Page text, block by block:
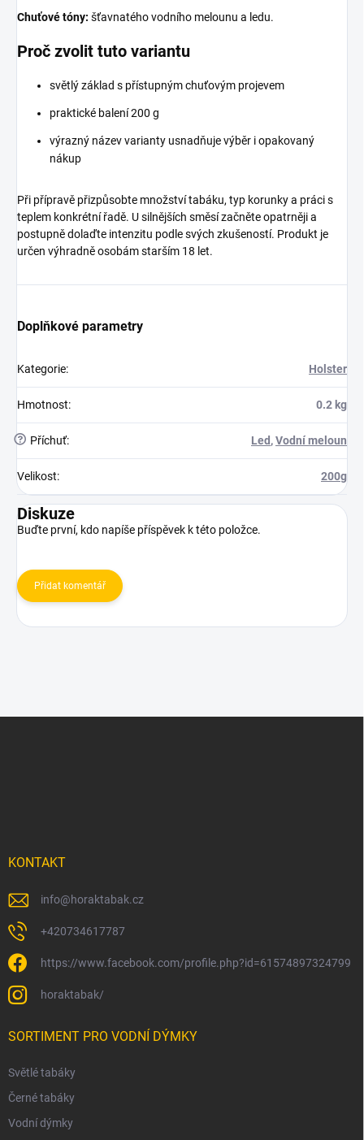
Chuťové tóny: šťavnatého vodního melounu a ledu.
Proč zvolit tuto variantu
světlý základ s přístupným chuťovým projevem
praktické balení 200 g
výrazný název varianty usnadňuje výběr i opakovaný
nákup
Při přípravě přizpůsobte množství tabáku, typ korunky a práci s
teplem konkrétní řadě. U silnějších směsí začněte opatrněji a
postupně dolaďte intenzitu podle svých zkušeností. Produkt je
určen výhradně osobám starším 18 let.
Doplňkové parametry
Kategorie: Holster
Hmotnost: 0.2 kg
? Příchuť: Led,Vodní meloun
Velikost: 200g
Diskuze
Buďte první, kdo napíše příspěvek k této položce.
Přidat komentář
KONTAKT
info@horaktabak.cz
+420734617787
https://www.facebook.com/profile.php?id=61574897324799
horaktabak/
SORTIMENT PRO VODNÍ DÝMKY
Světlé tabáky
Černé tabáky
Vodní dýmky